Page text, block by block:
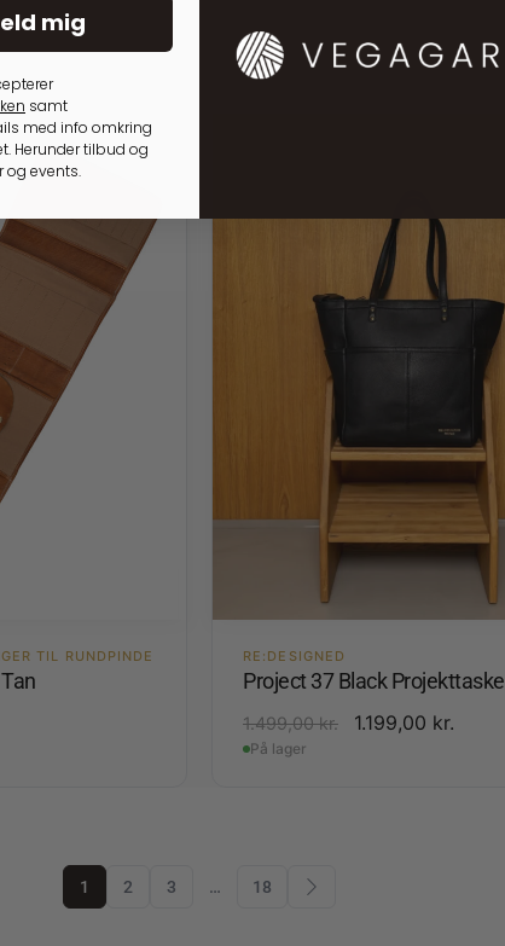
TIL RUNDPINDE RE:DESIGNED
Project 37 Black Projekttaske
1.499,00kr. 1.199,00 kr.
På lager
1 2 3 … 18
mig
samt
med info omkring
Herunder tilbud og
og events.